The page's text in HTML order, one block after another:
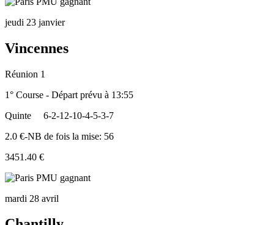
jeudi 23 janvier
Vincennes
Réunion 1
1° Course - Départ prévu à 13:55
Quinte
6-2-12-10-4-5-3-7
2.0 €-NB de fois la mise: 56
3451.40 €
mardi 28 avril